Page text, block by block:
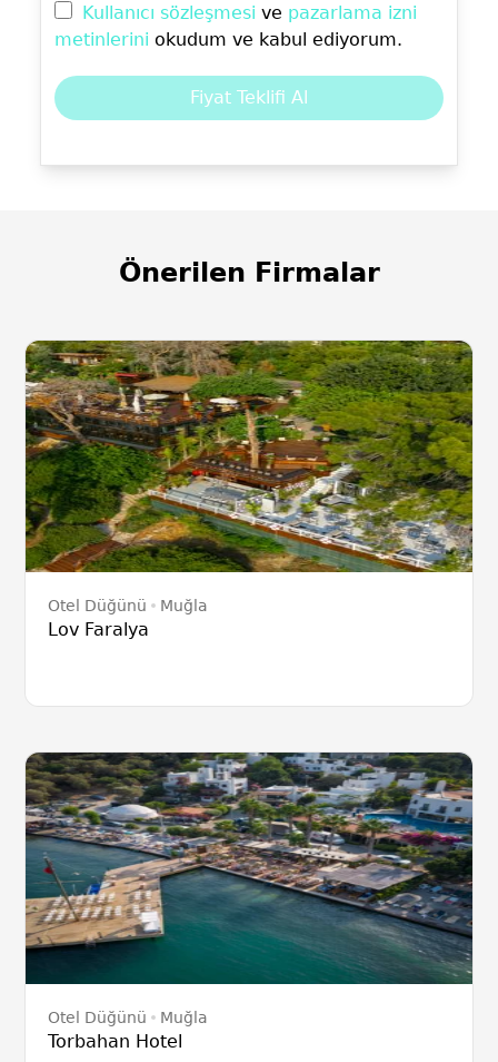
Kullanıcı sözleşmesi ve pazarlama izni
metinlerini okudum ve kabul ediyorum.
Fiyat Teklifi Al
Önerilen Firmalar
Otel Düğünü Muğla
Lov Faralya
Otel Düğünü Muğla
Torbahan Hotel